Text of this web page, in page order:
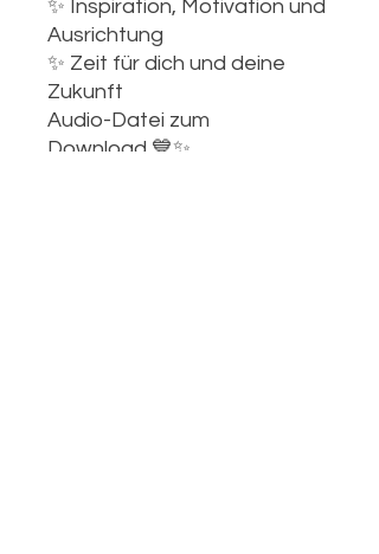
✨ Inspiration, Motivation und
Ausrichtung
✨ Zeit für dich und deine
Zukunft
Audio-Datei zum
Download 💙✨